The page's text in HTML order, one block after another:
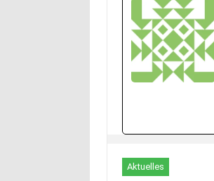
Aktuelles